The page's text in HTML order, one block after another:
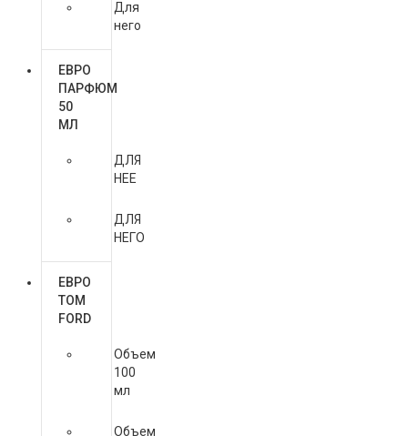
Для
него
ЕВРО
ПАРФЮМ
50
МЛ
ДЛЯ
НЕЕ
ДЛЯ
НЕГО
ЕВРО
TOM
FORD
Объем
100
мл
Объем